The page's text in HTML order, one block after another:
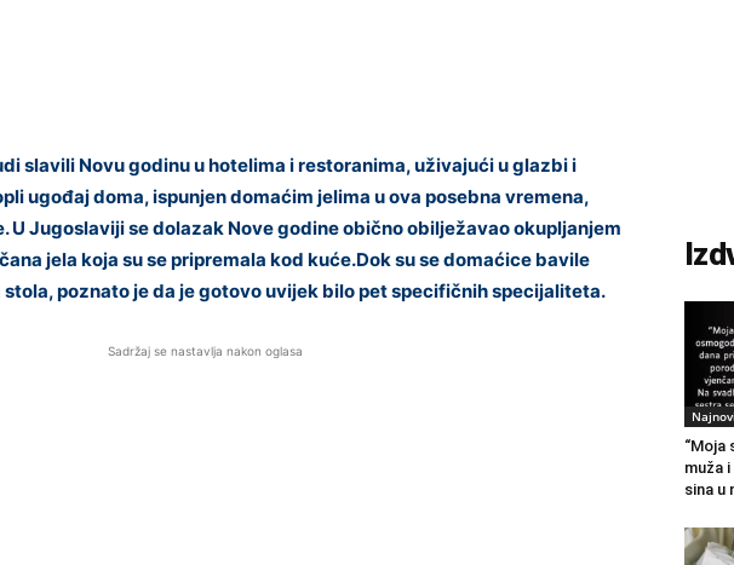
slavili Novu godinu u hotelima i restoranima, uživajući u glazbi i
ugođaj doma, ispunjen domaćim jelima u ova posebna vremena,
U Jugoslaviji se dolazak Nove godine obično obilježavao okupljanjem
jela koja su se pripremala kod kuće.Dok su se domaćice bavile
poznato je da je gotovo uvijek bilo pet specifičnih specijaliteta.
Sadržaj se nastavlja nakon oglasa
“Moja
muža
sina u